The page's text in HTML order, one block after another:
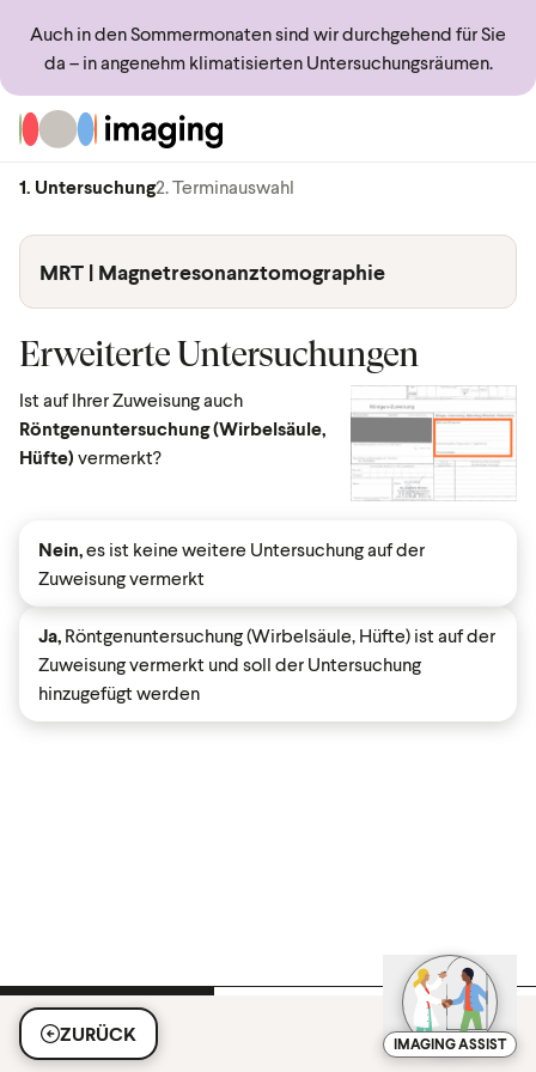
Auch in den Sommermonaten sind wir durchgehend für Sie
da – in angenehm klimatisierten Untersuchungsräumen.
Zur Startseite
1. Untersuchung2. Terminauswahl
MRT | Magnetresonanztomographie
Erweiterte Untersuchungen
Ist auf Ihrer Zuweisung auch
Röntgenuntersuchung (Wirbelsäule,
Hüfte) vermerkt?
Nein,es ist keine weitere Untersuchung auf der
Zuweisung vermerkt
Ja, Röntgenuntersuchung (Wirbelsäule, Hüfte) ist auf der
Zuweisung vermerkt und soll der Untersuchung
hinzugefügt werden
ZURÜCK IMAGING ASSIST